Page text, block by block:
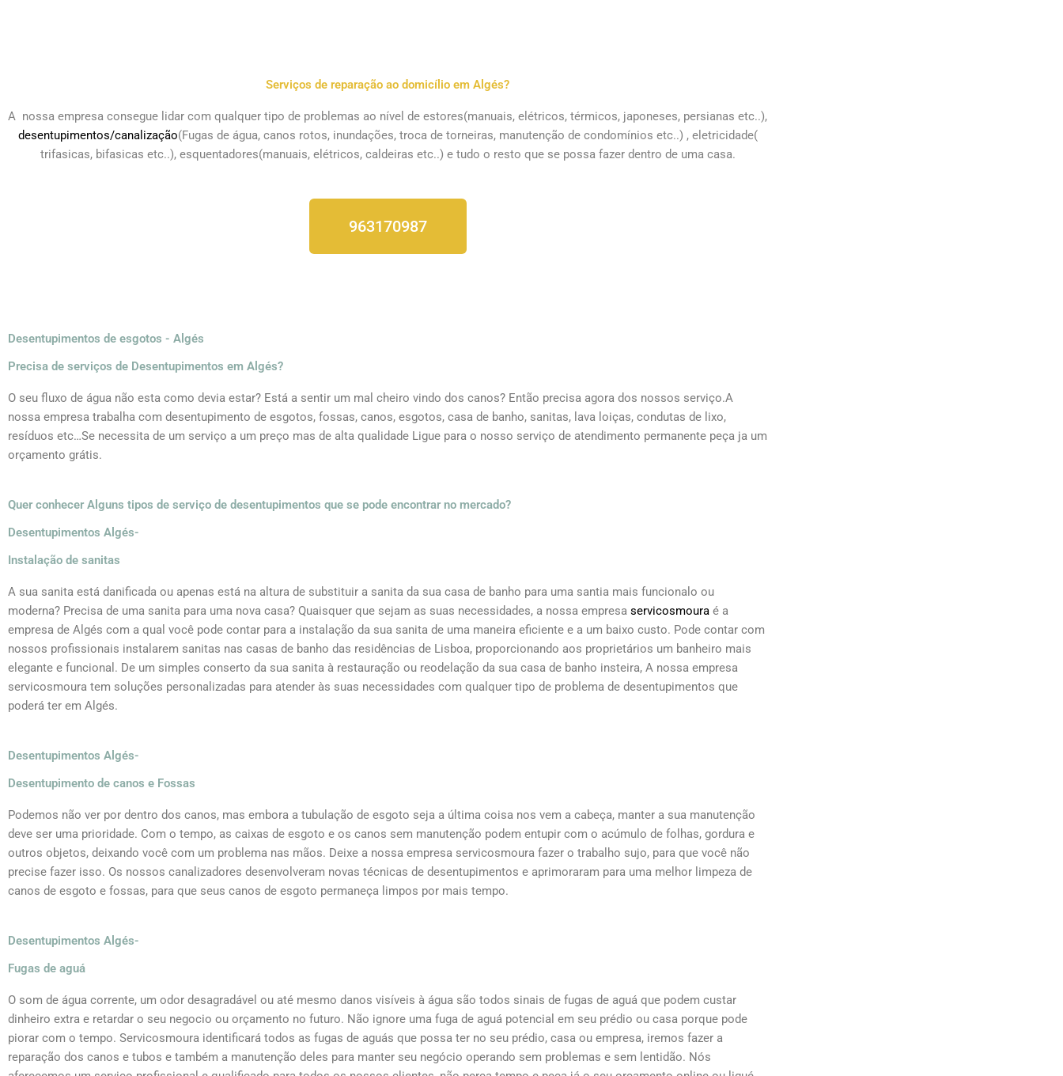
Serviços de reparação ao domicílio em Algés?
A nossa empresa consegue lidar com qualquer tipo de problemas ao nível de estores(manuais, elétricos, térmicos, japoneses, persianas etc..),
desentupimentos/canalização(Fugas de água, canos rotos, inundações, troca de torneiras, manutenção de condomínios etc..) , eletricidade(
trifasicas, bifasicas etc..), esquentadores(manuais, elétricos, caldeiras etc..) e tudo o resto que se possa fazer dentro de uma casa.
963170987
Desentupimentos de esgotos - Algés
Precisa de serviços de Desentupimentos em Algés?
O seu fluxo de água não esta como devia estar? Está a sentir um mal cheiro vindo dos canos? Então precisa agora dos nossos serviço.A
nossa empresa trabalha com desentupimento de esgotos, fossas, canos, esgotos, casa de banho, sanitas, lava loiças, condutas de lixo,
resíduos etc…Se necessita de um serviço a um preço mas de alta qualidade Ligue para o nosso serviço de atendimento permanente peça ja um
orçamento grátis.
Quer conhecer Alguns tipos de serviço de desentupimentos que se pode encontrar no mercado?
Desentupimentos Algés-
Instalação de sanitas
A sua sanita está danificada ou apenas está na altura de substituir a sanita da sua casa de banho para uma santia mais funcionalo ou
moderna? Precisa de uma sanita para uma nova casa? Quaisquer que sejam as suas necessidades, a nossa empresa servicosmoura é a
empresa de Algés com a qual você pode contar para a instalação da sua sanita de uma maneira eficiente e a um baixo custo. Pode contar com
nossos profissionais instalarem sanitas nas casas de banho das residências de Lisboa, proporcionando aos proprietários um banheiro mais
elegante e funcional. De um simples conserto da sua sanita à restauração ou reodelação da sua casa de banho insteira, A nossa empresa
servicosmoura tem soluções personalizadas para atender às suas necessidades com qualquer tipo de problema de desentupimentos que
poderá ter em Algés.
Desentupimentos Algés-
Desentupimento de canos e Fossas
Podemos não ver por dentro dos canos, mas embora a tubulação de esgoto seja a última coisa nos vem a cabeça, manter a sua manutenção
deve ser uma prioridade. Com o tempo, as caixas de esgoto e os canos sem manutenção podem entupir com o acúmulo de folhas, gordura e
outros objetos, deixando você com um problema nas mãos. Deixe a nossa empresa servicosmoura fazer o trabalho sujo, para que você não
precise fazer isso. Os nossos canalizadores desenvolveram novas técnicas de desentupimentos e aprimoraram para uma melhor limpeza de
canos de esgoto e fossas, para que seus canos de esgoto permaneça limpos por mais tempo.
Desentupimentos Algés-
Fugas de aguá
O som de água corrente, um odor desagradável ou até mesmo danos visíveis à água são todos sinais de fugas de aguá que podem custar
dinheiro extra e retardar o seu negocio ou orçamento no futuro. Não ignore uma fuga de aguá potencial em seu prédio ou casa porque pode
piorar com o tempo. Servicosmoura identificará todos as fugas de aguás que possa ter no seu prédio, casa ou empresa, iremos fazer a
reparação dos canos e tubos e também a manutenção deles para manter seu negócio operando sem problemas e sem lentidão. Nós